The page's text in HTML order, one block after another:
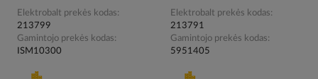
Elektrobalt prekės kodas
213799
Gamintojo prekės kodas
ISM10300
Elektrobalt prekės kodas
213791
Gamintojo prekės kodas
5951405